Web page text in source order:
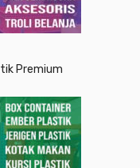
Premium